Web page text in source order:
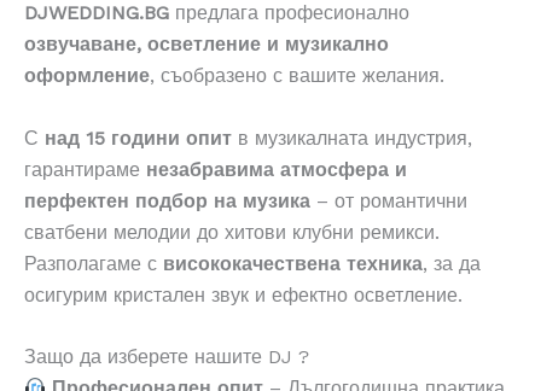
DJWEDDING.BG предлага професионално
озвучаване, осветление и музикално
оформление, съобразено с вашите желания.
С над 15 години опит в музикалната индустрия,
гарантираме незабравима атмосфера и
перфектен подбор на музика – от романтични
сватбени мелодии до хитови клубни ремикси.
Разполагаме с висококачествена техника, за да
осигурим кристален звук и ефектно осветление.
Защо да изберете нашите DJ ?